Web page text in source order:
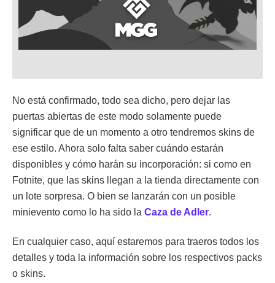
No está confirmado, todo sea dicho, pero dejar las
puertas abiertas de este modo solamente puede
significar que de un momento a otro tendremos skins de
ese estilo. Ahora solo falta saber cuándo estarán
disponibles y cómo harán su incorporación: si como en
Fotnite, que las skins llegan a la tienda directamente con
un lote sorpresa. O bien se lanzarán con un posible
minievento como lo ha sido la Caza de Adler.
En cualquier caso, aquí estaremos para traeros todos los
detalles y toda la información sobre los respectivos packs
o skins.